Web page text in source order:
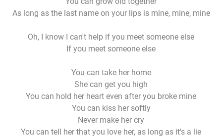
As long as the last name on your lips is mine, mine, mine
Oh, I know I can't help if you meet someone else
If you meet someone else
You can take her home
She can get you high
You can hold her heart even after you broke mine
You can kiss her softly
Never make her cry
You can tell her that you love her, as long as it's a lie